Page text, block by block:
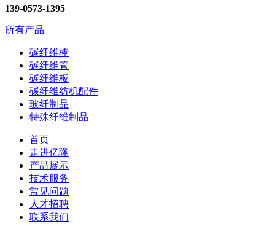
139-0573-1395
所有产品
碳纤维棒
碳纤维管
碳纤维板
碳纤维纺机配件
玻纤制品
特殊纤维制品
首页
走进亿隆
产品展示
技术服务
常见问题
人才招聘
联系我们